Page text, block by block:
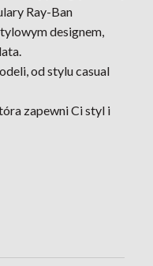
Ray-Ban
designem,
od stylu casual
zapewni Ci styl i